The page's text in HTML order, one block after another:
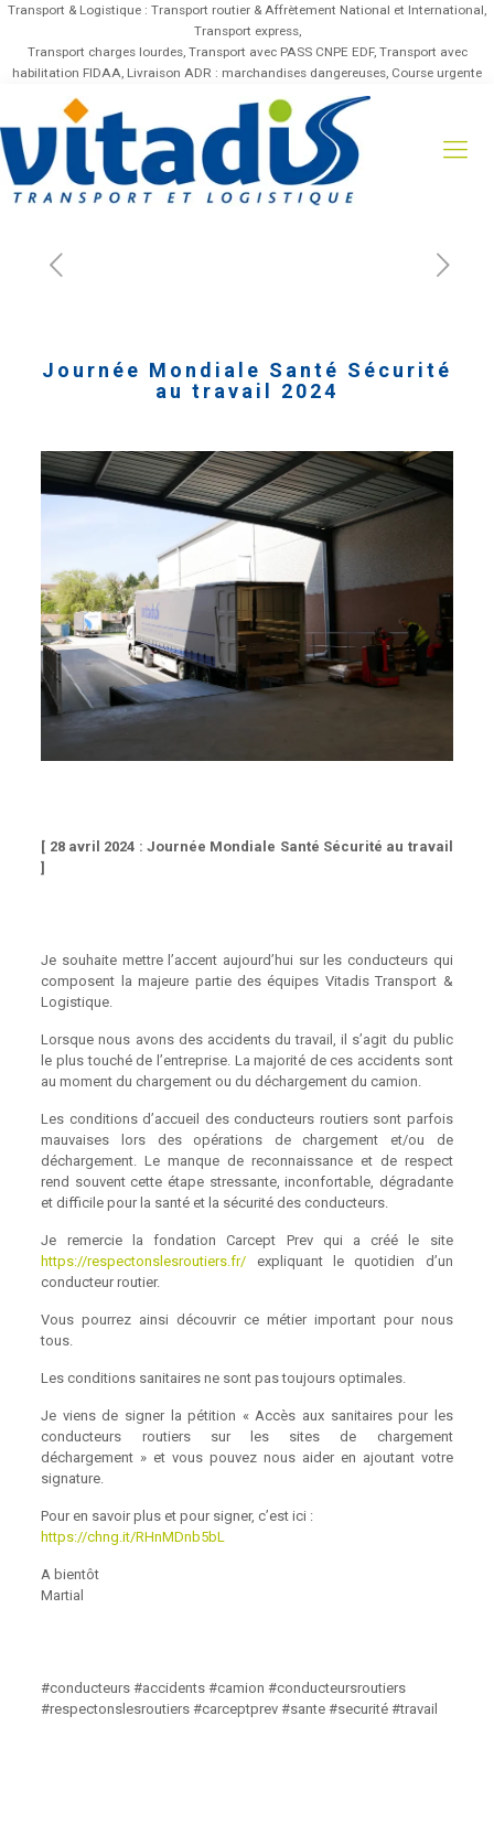
Transport & Logistique : Transport routier & Affrètement National et International,
Transport express,
Transport charges lourdes, Transport avec PASS CNPE EDF, Transport avec
habilitation FIDAA, Livraison ADR : marchandises dangereuses, Course urgente
Journée Mondiale Santé Sécurité
au travail 2024
[ 28 avril 2024 : Journée Mondiale Santé Sécurité au travail
]
Je souhaite mettre l’accent aujourd’hui sur les conducteurs qui
composent la majeure partie des équipes Vitadis Transport &
Logistique.
Lorsque nous avons des accidents du travail, il s’agit du public
le plus touché de l’entreprise. La majorité de ces accidents sont
au moment du chargement ou du déchargement du camion.
Les conditions d’accueil des conducteurs routiers sont parfois
mauvaises lors des opérations de chargement et/ou de
déchargement. Le manque de reconnaissance et de respect
rend souvent cette étape stressante, inconfortable, dégradante
et difficile pour la santé et la sécurité des conducteurs.
Je remercie la fondation Carcept Prev qui a créé le site
https://respectonslesroutiers.fr/ expliquant le quotidien d’un
conducteur routier.
Vous pourrez ainsi découvrir ce métier important pour nous
tous.
Les conditions sanitaires ne sont pas toujours optimales.
Je viens de signer la pétition « Accès aux sanitaires pour les
conducteurs routiers sur les sites de chargement
déchargement » et vous pouvez nous aider en ajoutant votre
signature.
Pour en savoir plus et pour signer, c’est ici :
https://chng.it/RHnMDnb5bL
A bientôt
Martial
#conducteurs #accidents #camion #conducteursroutiers
#respectonslesroutiers #carceptprev #sante #securité #travail